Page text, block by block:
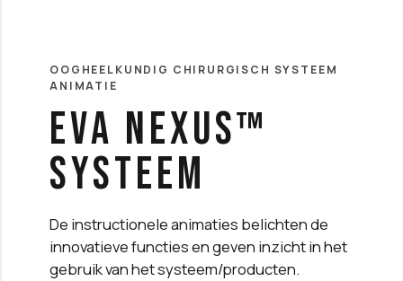
OOGHEELKUNDIG CHIRURGISCH SYSTEEM
ANIMATIE
EVA NEXUS™
systeem
De instructionele animaties belichten de
innovatieve functies en geven inzicht in het
gebruik van het systeem/producten.